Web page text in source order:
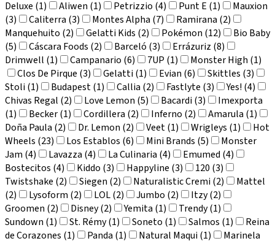
Deluxe (1)
Aliwen (1) Petrizzio (4) Punt E (1)
Mauxion
(3)
Caliterra (3) Montes Alpha (7)
Ramirana (2)
Manquehuito (2)
Gelatti Kids (2) Pokémon (12)
Bio Baby
(5)
Cáscara Foods (2) Barceló (3)
Errázuriz (8)
Drimwell (1)
Campanario (6) 7UP (1)
Monster High (1)
Clos De Pirque (3)
Gelatti (1) Evian (6)
Skittles (3)
Stoli (1)
Budapest (1) Callia (2) Fastlyte (3)
Yes! (4)
Chivas Regal (2)
Love Lemon (5) Bacardi (3)
Imexporta
(1)
Becker (1) Cordillera (2) Inferno (2)
Amarula (1)
Doña Paula (2)
Dr. Lemon (2) Veet (1) Wrigleys (1)
Hot
Wheels (23)
Los Establos (6) Mini Brands (5)
Monster
Jam (4)
Lavazza (4) La Culinaria (4)
Emumed (4)
Bostecitos (4)
Kiddo (3) Happyline (3)
120 (3)
Twistshake (2)
Siegen (2) Naturalistic Cremi (2)
Mattel
(2)
Lysoform (2) LOL (2) Jumbo (2)
Itzy (2)
Groomen (2)
Disney (2) Yemita (1)
Trendy (1)
Sundown (1)
St. Rémy (1) Soneto (1) Salmos (1)
Reina
de Corazones (1)
Panda (1) Natural Maqui (1) Marinela